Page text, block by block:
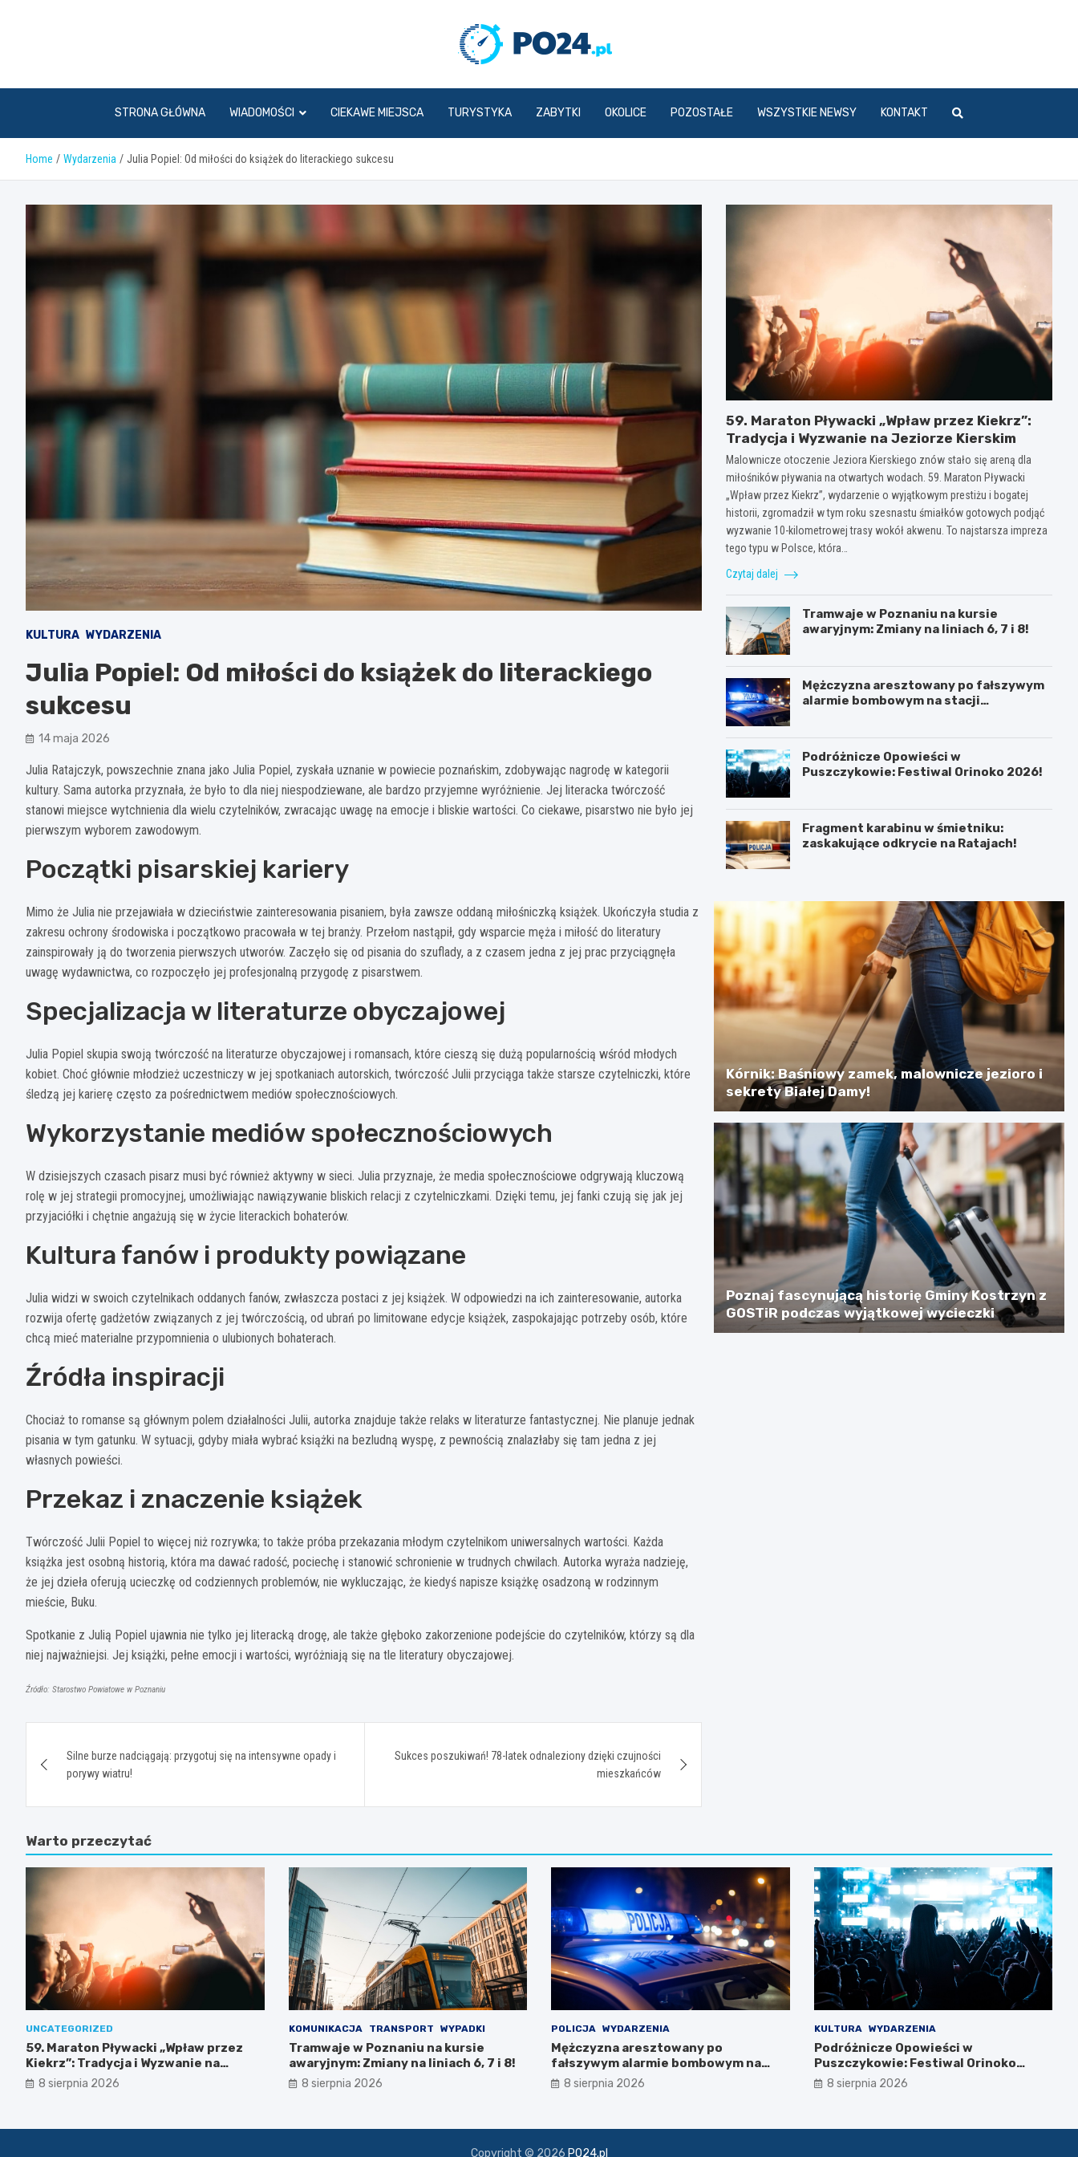
STRONA GŁÓWNA WIADOMOŚCI CIEKAWE MIEJSCA TURYSTYKA ZABYTKI OKOLICE POZOSTAŁE WSZYSTKIE NEWSY KONTAKT
Home Wydarzenia Julia Popiel: Od miłości do książek do literackiego sukcesu
KULTURA WYDARZENIA
Julia Popiel: Od miłości do książek do literackiego
sukcesu
14 maja 2026
Julia Ratajczyk, powszechnie znana jako Julia Popiel, zyskała uznanie w powiecie poznańskim, zdobywając nagrodę w kategorii
kultury. Sama autorka przyznała, że było to dla niej niespodziewane, ale bardzo przyjemne wyróżnienie. Jej literacka twórczość
stanowi miejsce wytchnienia dla wielu czytelników, zwracając uwagę na emocje i bliskie wartości. Co ciekawe, pisarstwo nie było jej
pierwszym wyborem zawodowym.
Początki pisarskiej kariery
Mimo że Julia nie przejawiała w dzieciństwie zainteresowania pisaniem, była zawsze oddaną miłośniczką książek. Ukończyła studia z
zakresu ochrony środowiska i początkowo pracowała w tej branży. Przełom nastąpił, gdy wsparcie męża i miłość do literatury
zainspirowały ją do tworzenia pierwszych utworów. Zaczęło się od pisania do szuflady, a z czasem jedna z jej prac przyciągnęła
uwagę wydawnictwa, co rozpoczęło jej profesjonalną przygodę z pisarstwem.
Specjalizacja w literaturze obyczajowej
Julia Popiel skupia swoją twórczość na literaturze obyczajowej i romansach, które cieszą się dużą popularnością wśród młodych
kobiet. Choć głównie młodzież uczestniczy w jej spotkaniach autorskich, twórczość Julii przyciąga także starsze czytelniczki, które
śledzą jej karierę często za pośrednictwem mediów społecznościowych.
Wykorzystanie mediów społecznościowych
W dzisiejszych czasach pisarz musi być również aktywny w sieci. Julia przyznaje, że media społecznościowe odgrywają kluczową
rolę w jej strategii promocyjnej, umożliwiając nawiązywanie bliskich relacji z czytelniczkami. Dzięki temu, jej fanki czują się jak jej
przyjaciółki i chętnie angażują się w życie literackich bohaterów.
Kultura fanów i produkty powiązane
Julia widzi w swoich czytelnikach oddanych fanów, zwłaszcza postaci z jej książek. W odpowiedzi na ich zainteresowanie, autorka
rozwija ofertę gadżetów związanych z jej twórczością, od ubrań po limitowane edycje książek, zaspokajając potrzeby osób, które
chcą mieć materialne przypomnienia o ulubionych bohaterach.
Źródła inspiracji
Chociaż to romanse są głównym polem działalności Julii, autorka znajduje także relaks w literaturze fantastycznej. Nie planuje jednak
pisania w tym gatunku. W sytuacji, gdyby miała wybrać książki na bezludną wyspę, z pewnością znalazłaby się tam jedna z jej
własnych powieści.
Przekaz i znaczenie książek
Twórczość Julii Popiel to więcej niż rozrywka; to także próba przekazania młodym czytelnikom uniwersalnych wartości. Każda
książka jest osobną historią, która ma dawać radość, pociechę i stanowić schronienie w trudnych chwilach. Autorka wyraża nadzieję,
że jej dzieła oferują ucieczkę od codziennych problemów, nie wykluczając, że kiedyś napisze książkę osadzoną w rodzinnym
mieście, Buku.
Spotkanie z Julią Popiel ujawnia nie tylko jej literacką drogę, ale także głęboko zakorzenione podejście do czytelników, którzy są dla
niej najważniejsi. Jej książki, pełne emocji i wartości, wyróżniają się na tle literatury obyczajowej.
Źródło: Starostwo Powiatowe w Poznaniu
wpisu
Silne burze nadciągają: przygotuj się na intensywne opady i
porywy wiatru!
Sukces poszukiwań! 78-latek odnaleziony dzięki czujności
mieszkańców
59. Maraton Pływacki „Wpław przez Kiekrz”:
Tradycja i Wyzwanie na Jeziorze Kierskim
Malownicze otoczenie Jeziora Kierskiego znów stało się areną dla
miłośników pływania na otwartych wodach. 59. Maraton Pływacki
„Wpław przez Kiekrz”, wydarzenie o wyjątkowym prestiżu i bogatej
historii, zgromadził w tym roku szesnastu śmiałków gotowych podjąć
wyzwanie 10-kilometrowej trasy wokół akwenu. To najstarsza impreza
tego typu w Polsce, która…
Czytaj dalej
Tramwaje w Poznaniu na kursie
awaryjnym: Zmiany na liniach 6, 7 i 8!
Mężczyzna aresztowany po fałszywym
alarmie bombowym na stacji
Podróżnicze Opowieści w
Puszczykowie: Festiwal Orinoko 2026!
Fragment karabinu w śmietniku:
zaskakujące odkrycie na Ratajach!
Kórnik: Baśniowy zamek, malownicze jezioro i
sekrety Białej Damy!
Poznaj fascynującą historię Gminy Kostrzyn z
GOSTiR podczas wyjątkowej wycieczki
Warto przeczytać
UNCATEGORIZED
59. Maraton Pływacki „Wpław przez
Kiekrz”: Tradycja i Wyzwanie na
Jeziorze Kierskim
8 sierpnia 2026
KOMUNIKACJA TRANSPORT WYPADKI
Tramwaje w Poznaniu na kursie
awaryjnym: Zmiany na liniach 6, 7 i 8!
8 sierpnia 2026
POLICJA WYDARZENIA
Mężczyzna aresztowany po
fałszywym alarmie bombowym na
stacji benzynowej w Swarzędzu
8 sierpnia 2026
KULTURA WYDARZENIA
Podróżnicze Opowieści w
Puszczykowie: Festiwal Orinoko
2026!
8 sierpnia 2026
Copyright © 2026 PO24.pl